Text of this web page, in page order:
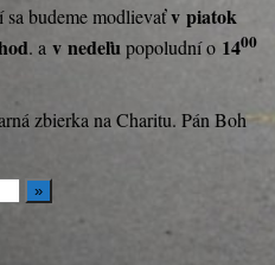
budeme modlievaťv piatok
. a v nedeľupopoludní o 1400
zbierka na Charitu. Pán Boh